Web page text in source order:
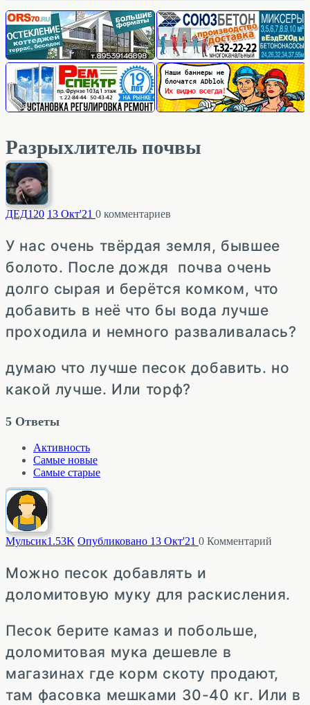
Разрыхлитель почвы
ДЕД120 13 Окт'21 0 комментариев
У нас очень твёрдая земля, бывшее
болото. После дождя почва очень
долго сырая и берётся комком, что
добавить в неё что бы вода лучше
проходила и немного разваливалась?
думаю что лучше песок добавить. но
какой лучше. Или торф?
5 Ответы
Активность
Самые новые
Самые старые
Мульсик1.53K Опубликовано 13 Окт'21 0 Комментарий
Можно песок добавлять и
доломитовую муку для раскисления.
Песок берите камаз и побольше,
доломитовая мука дешевле в
магазинах где корм скоту продают,
там фасовка мешками 30-40 кг. Или в